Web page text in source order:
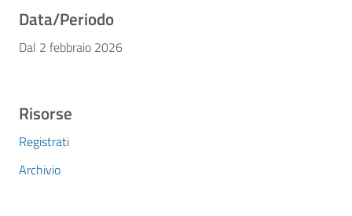
Data/Periodo
Dal 2 febbraio 2026
Risorse
Registrati
Archivio